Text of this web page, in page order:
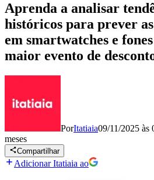
Aprenda a analisar
históricos para prever
em smartwatches e
maior evento de
PorItatiaia09/11/2025 às
meses
Compartilhar
Adicionar Itatiaia ao